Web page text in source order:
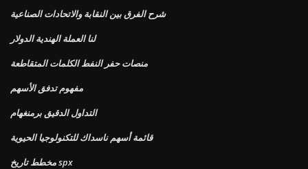
شرح الفرق بين النقابة والاتحادات الصناعية
لنا العملة الهندية الدولار
منصات حفر النفط الكلمات المتقاطعة
مفهوم تدفق الأسهم
التداول الدقيق برمنغهام
قائمة أسهم ناسداك للتكنولوجيا الحيوية
مخطط تاريخ spx